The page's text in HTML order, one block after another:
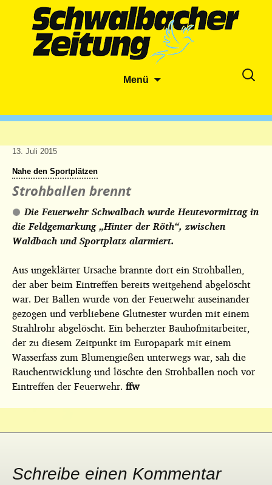
Menü
Suche
13. Juli 2015
Nahe den Sportplätzen
Strohballen brennt
Die Feuerwehr Schwalbach wurde Heutevormittag in
die Feldgemarkung „Hinter der Röth“, zwischen
Waldbach und Sportplatz alarmiert.
Aus ungeklärter Ursache brannte dort ein Strohballen,
der aber beim Eintreffen bereits weitgehend abgelöscht
war. Der Ballen wurde von der Feuerwehr auseinander
gezogen und verbliebene Glutnester wurden mit einem
Strahlrohr abgelöscht. Ein beherzter Bauhofmitarbeiter,
der zu diesem Zeitpunkt im Europapark mit einem
Wasserfass zum Blumengießen unterwegs war, sah die
Rauchentwicklung und löschte den Strohballen noch vor
Eintreffen der Feuerwehr. ffw
Schreibe einen Kommentar